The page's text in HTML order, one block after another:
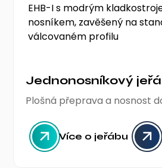
Jednonosníkový
Plošná přeprava a nosnost
Více o jeřábu